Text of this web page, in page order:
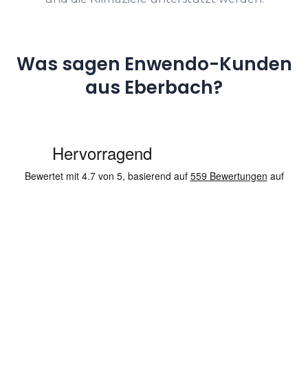
Was sagen Enwendo-Kunden
aus Eberbach?